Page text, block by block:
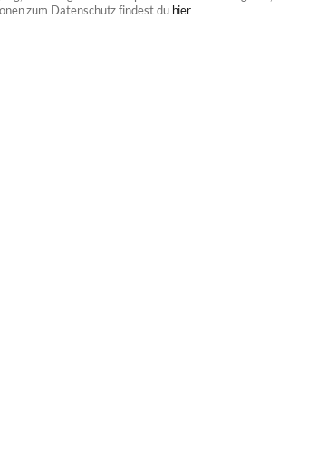
zum Datenschutz findest du hier